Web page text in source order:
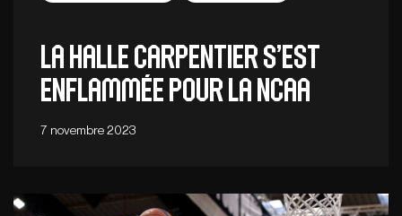
La Halle Carpentier s’est
enflammée pour la NCAA
7 novembre 2023